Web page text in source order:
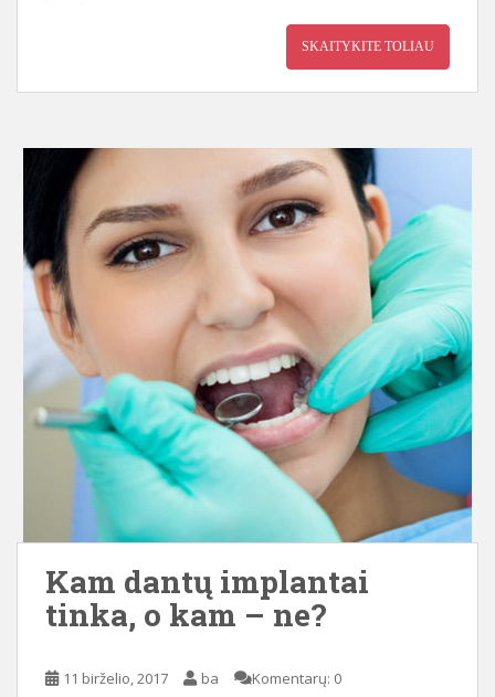
SKAITYKITE TOLIAU
Kam dantų implantai
tinka, o kam – ne?
11 birželio, 2017 ba Komentarų: 0